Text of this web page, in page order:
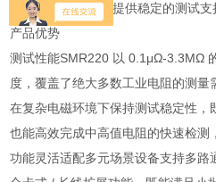
测，SMR220 都能提供稳定的测试支
产品优势
测试性能SMR220 以 0.1μΩ-3.3MΩ
度，覆盖了绝大多数工业电阻的测
在复杂电磁环境下保持测试稳定性，
也能高效完成中高值电阻的快速检测
功能灵活适配多元场景设备支持多